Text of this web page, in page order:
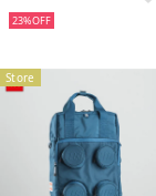
23%
Store